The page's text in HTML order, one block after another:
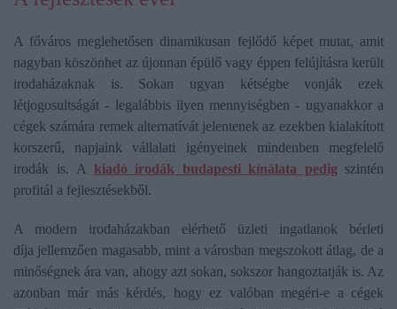
A főváros meglehetősen dinamikusan fejlődő képet mutat, amit
nagyban köszönhet az újonnan épülő vagy éppen felújításra került
irodaházaknak is. Sokan ugyan kétségbe vonják ezek
létjogosultságát - legalábbis ilyen mennyiségben - ugyanakkor a
cégek számára remek alternatívát jelentenek az ezekben kialakított
korszerű, napjaink vállalati igényeinek mindenben megfelelő
irodák is. A kiadó irodák budapesti kínálata pedig szintén
profitál a fejlesztésekből.
A modern irodaházakban elérhető üzleti ingatlanok bérleti
díja jellemzően magasabb, mint a városban megszokott átlag, de a
minőségnek ára van, ahogy azt sokan, sokszor hangoztatják is. Az
azonban már más kérdés, hogy ez valóban megéri-e a cégek